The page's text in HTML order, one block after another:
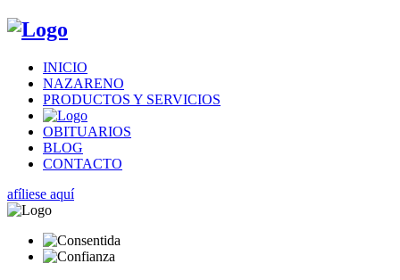
INICIO
NAZARENO
PRODUCTOS Y SERVICIOS
OBITUARIOS
BLOG
CONTACTO
afíliese aquí